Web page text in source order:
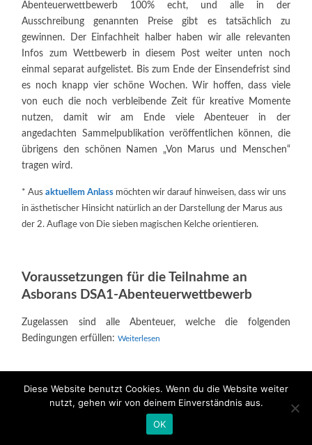
Abenteuerwettbewerb 100% echt, und alle in der
Ausschreibung genannten Preise gibt es tatsächlich zu
gewinnen. Der Einfachheit halber haben wir alle relevanten
Infos zum Wettbewerb in diesem Post weiter unten noch
einmal separat aufgelistet. Bis zum Ende der Einsendefrist sind
es noch knapp vier schöne Wochen. Wir hoffen, dass viele
von euch die noch verbleibende Zeit für kreative Momente
nutzen, damit wir am Ende viele Abenteuer in der
angedachten Sammelpublikation veröffentlichen können, die
übrigens den schönen Namen „Von Marus und Menschen“
tragen wird.
* Ausaktuellem Anlass möchten wir darauf hinweisen, dass wir uns
in ästhetischer Hinsicht natürlich an der Darstellung der Marus aus
der 2. Auflage von Die sieben magischen Kelche orientieren.
Voraussetzungen für die Teilnahme an
Asborans DSA1-Abenteuerwettbewerb
Zugelassen sind alle Abenteuer, welche die folgenden
Bedingungen erfüllen:Weiterlesen
Zweifaches DSA1-Material und
Gewinnspiel
12 KOMMENTARE
Diese Website benutzt Cookies. Wenn du die Website weiter
nutzt, gehen wir von deinem Einverständnis aus.
OK